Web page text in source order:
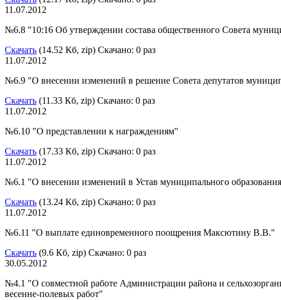
11.07.2012
№6.8 "10:16 Об утверждении состава общественного Совета
Скачать (14.52 Кб, zip) Скачано: 0 раз
11.07.2012
№6.9 "О внесении изменений в решение Совета депутатов
Скачать (11.33 Кб, zip) Скачано: 0 раз
11.07.2012
№6.10 "О представлении к награждениям"
Скачать (17.33 Кб, zip) Скачано: 0 раз
11.07.2012
№6.1 "О внесении изменений в Устав муниципального
Скачать (13.24 Кб, zip) Скачано: 0 раз
11.07.2012
№6.11 "О выплате единовременного поощрения Максютину В.В."
Скачать (9.6 Кб, zip) Скачано: 0 раз
30.05.2012
№4.1 "О совместной работе Администрации района и
весенне-полевых работ"